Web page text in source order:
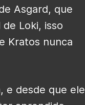
Asgard, que
Loki, isso
Kratos nunca
e desde que ele